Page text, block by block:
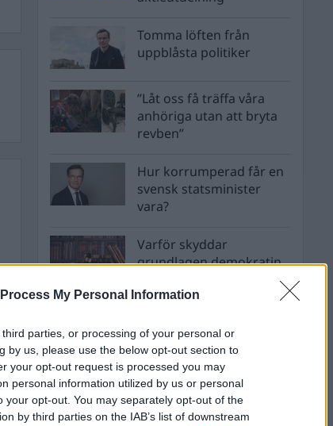
My Personal Information
parties, or processing of your personal or
by us, please use the below opt-out section to
your opt-out request is processed you may
personal information utilized by us or personal
opt-out. You may separately opt-out of the
by third parties on the IAB’s list of downstream
Tomma löften från
uppblåsta politiker
”Låt oss få träffa våra
anhöriga utan att bryta
revben”
Hur korrumperad får en
svensk statsminister
vara?
Varför skyddar
grundlagen demokratin
STÖD OSS
Stöd Para§rafs bevakning av rättssäkerheten